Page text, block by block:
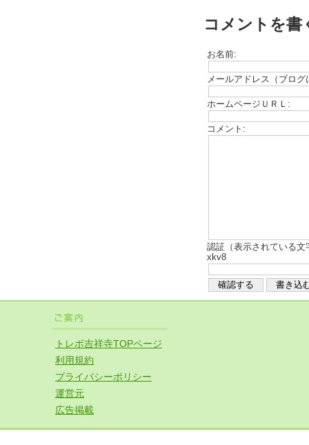
コメントを書
お名前:
メールアドレス（ブロ
ホームページＵＲＬ:
コメント:
認証（表示されている
xkv8
トレボ吉祥寺TOPページ
利用規約
プライバシーポリシー
運営元
広告掲載